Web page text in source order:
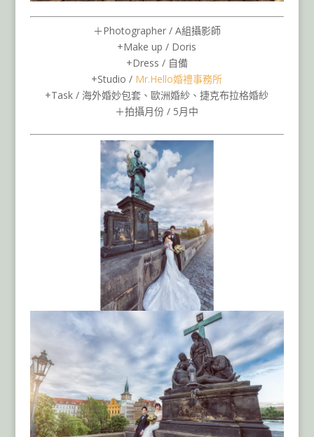
＋Photographer / A組攝影師
+Make up / Doris
+Dress / 自備
+Studio / Mr.Hello婚禮事務所
+Task / 海外婚妙包套、歐洲婚紗、捷克布拉格婚紗
＋拍攝月份 / 5月中